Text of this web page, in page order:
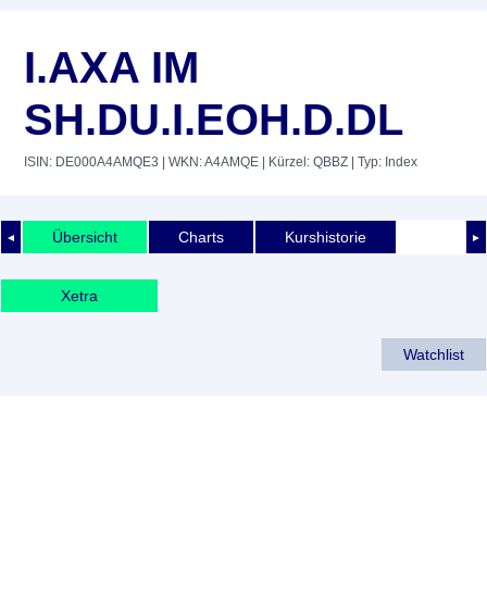
I.AXA IM
SH.DU.I.EOH.D.DL
ISIN: DE000A4AMQE3 | WKN: A4AMQE | Kürzel: QBBZ | Typ: Index
◄ ►
Übersicht Charts Kurshistorie
Xetra
Watchlist